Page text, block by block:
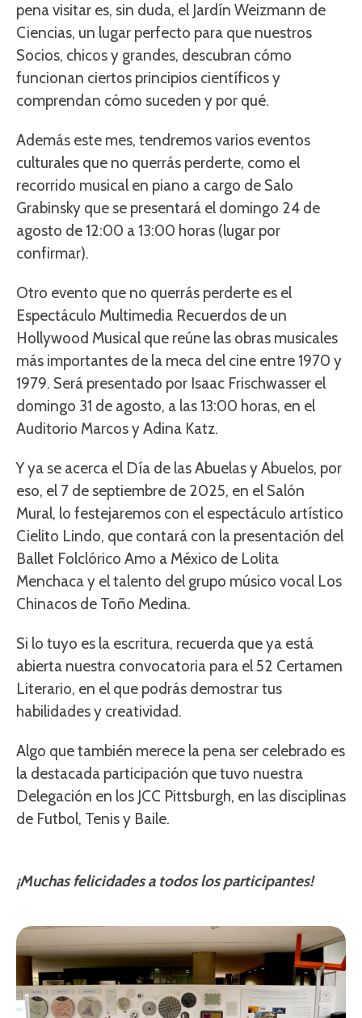
pena visitar es, sin duda, el Jardín Weizmann de
Ciencias, un lugar perfecto para que nuestros
Socios, chicos y grandes, descubran cómo
funcionan ciertos principios científicos y
comprendan cómo suceden y por qué.
Además este mes, tendremos varios eventos
culturales que no querrás perderte, como el
recorrido musical en piano a cargo de Salo
Grabinsky que se presentará el domingo 24 de
agosto de 12:00 a 13:00 horas (lugar por
confirmar).
Otro evento que no querrás perderte es el
Espectáculo Multimedia Recuerdos de un
Hollywood Musical que reúne las obras musicales
más importantes de la meca del cine entre 1970 y
1979. Será presentado por Isaac Frischwasser el
domingo 31 de agosto, a las 13:00 horas, en el
Auditorio Marcos y Adina Katz.
Y ya se acerca el Día de las Abuelas y Abuelos, por
eso, el 7 de septiembre de 2025, en el Salón
Mural, lo festejaremos con el espectáculo artístico
Cielito Lindo, que contará con la presentación del
Ballet Folclórico Amo a México de Lolita
Menchaca y el talento del grupo músico vocal Los
Chinacos de Toño Medina.
Si lo tuyo es la escritura, recuerda que ya está
abierta nuestra convocatoria para el 52 Certamen
Literario, en el que podrás demostrar tus
habilidades y creatividad.
Algo que también merece la pena ser celebrado es
la destacada participación que tuvo nuestra
Delegación en los JCC Pittsburgh, en las disciplinas
de Futbol, Tenis y Baile.
¡Muchas felicidades a todos los participantes!